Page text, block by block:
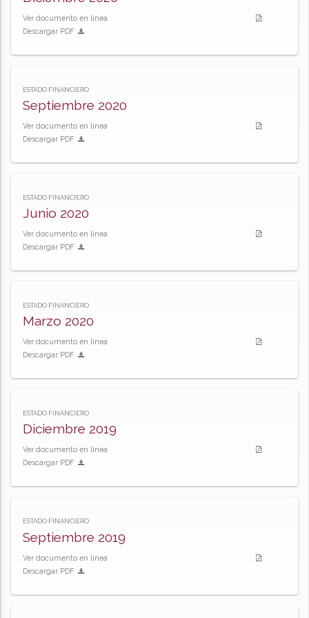
Ver documento en línea
Descargar PDF
ESTADO FINANCIERO
Septiembre 2020
Ver documento en línea
Descargar PDF
ESTADO FINANCIERO
Junio 2020
Ver documento en línea
Descargar PDF
ESTADO FINANCIERO
Marzo 2020
Ver documento en línea
Descargar PDF
ESTADO FINANCIERO
Diciembre 2019
Ver documento en línea
Descargar PDF
ESTADO FINANCIERO
Septiembre 2019
Ver documento en línea
Descargar PDF